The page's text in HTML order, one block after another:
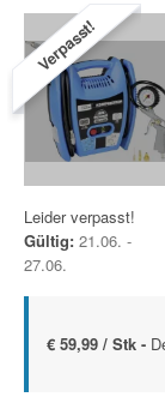
Verpasst!
Leider verpasst!
Gültig: 21.06. -
27.06.
€ 59,99 / Stk -